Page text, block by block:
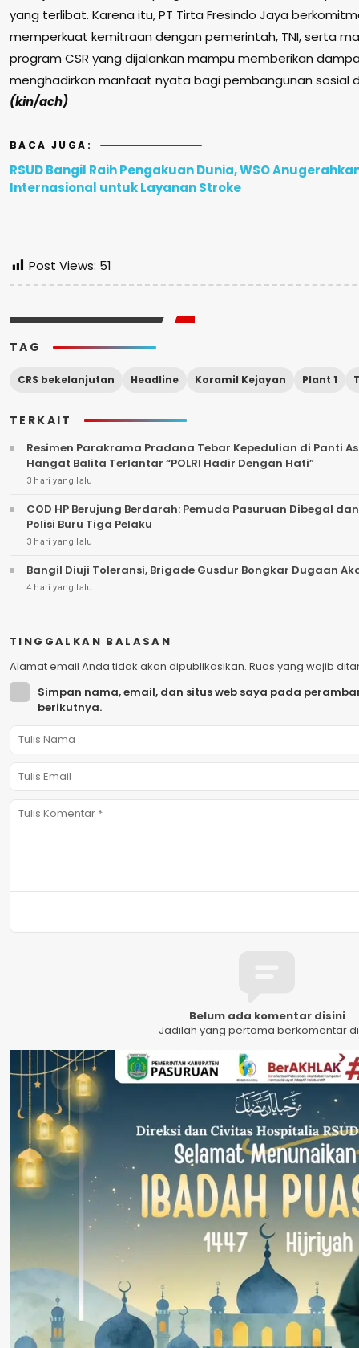
yang terlibat. Karena itu, PT Tirta Fresindo Jaya
memperkuat kemitraan dengan pemerintah, TNI, serta
program CSR yang dijalankan mampu memberikan
menghadirkan manfaat nyata bagi pembangunan sosial
(kin/ach)
BACA JUGA:
RSUD Bangil Raih Pengakuan Dunia, WSO
Internasional untuk Layanan Stroke
Post Views: 51
TAG
CRS bekelanjutan Headline Koramil Kejayan Plant 1
TERKAIT
Resimen Parakrama Pradana Tebar Kepedulian di Panti
Hangat Balita Terlantar “POLRI Hadir Dengan Hati”
3 hari yang lalu
COD HP Berujung Berdarah: Pemuda Pasuruan Dibegal
Polisi Buru Tiga Pelaku
3 hari yang lalu
Bangil Diuji Toleransi, Brigade Gusdur Bongkar Dugaan
4 hari yang lalu
TINGGALKAN BALASAN
Alamat email Anda tidak akan dipublikasikan. Ruas yang wajib
Simpan nama, email, dan situs web saya pada
berikutnya.
Belum ada komentar disini
Jadilah yang pertama berkomentar